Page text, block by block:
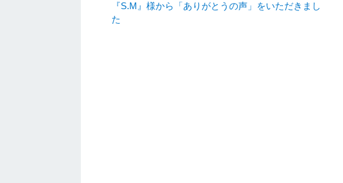
『S.M』様から「ありがとうの声」をいただきまし
た